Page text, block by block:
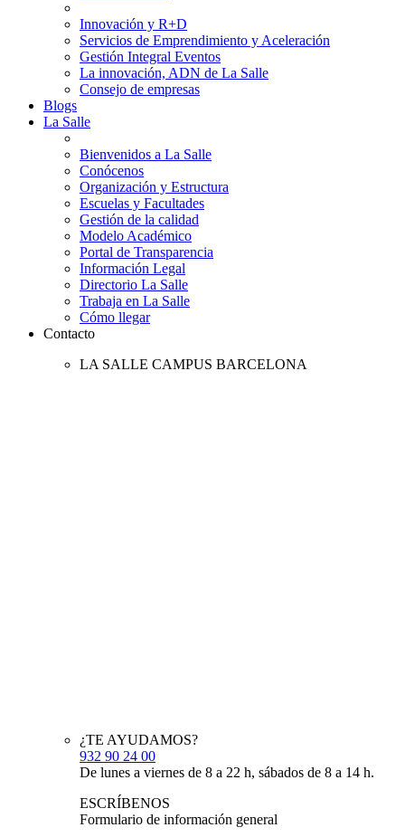
Innovación y R+D
Servicios de Emprendimiento y Aceleración
Gestión Integral Eventos
La innovación, ADN de La Salle
Consejo de empresas
Blogs
La Salle
Bienvenidos a La Salle
Conócenos
Organización y Estructura
Escuelas y Facultades
Gestión de la calidad
Modelo Académico
Portal de Transparencia
Información Legal
Directorio La Salle
Trabaja en La Salle
Cómo llegar
Contacto
LA SALLE CAMPUS BARCELONA
¿TE AYUDAMOS?
932 90 24 00
De lunes a viernes de 8 a 22 h, sábados de 8 a 14 h.
ESCRÍBENOS
Formulario de información general